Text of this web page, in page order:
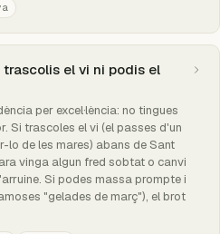
el vi ni podis el
per excel·lència: no tingues
Si trascoles el vi (el passes d'un
lo de les mares) abans de Sant
vinga algun fred sobtat o canvi
Si podes massa prompte i
"gelades de març"), el brot